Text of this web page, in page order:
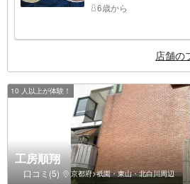
6歳から
店舗の
10 人以上が体験！
工房順翔
口コミ(5) 京都府>祇園・東山・北白川周辺